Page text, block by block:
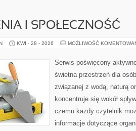
I SPOŁECZNOŚĆ
KWI - 28 - 2026 MOŻLIWOŚĆ
Serwis poświęcony
świetna przestrzeń dla
związanej z wodą, naturą
koncentruje się wokół
czemu każdy czytelnik
informacje dotyczące